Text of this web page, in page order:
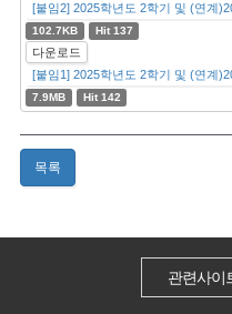
[붙임2] 2025학년도 2학기 및 (연계
102.7KB Hit 137
다운로드
[붙임1] 2025학년도 2학기 및 (연계
7.9MB Hit 142
목록
관련사이